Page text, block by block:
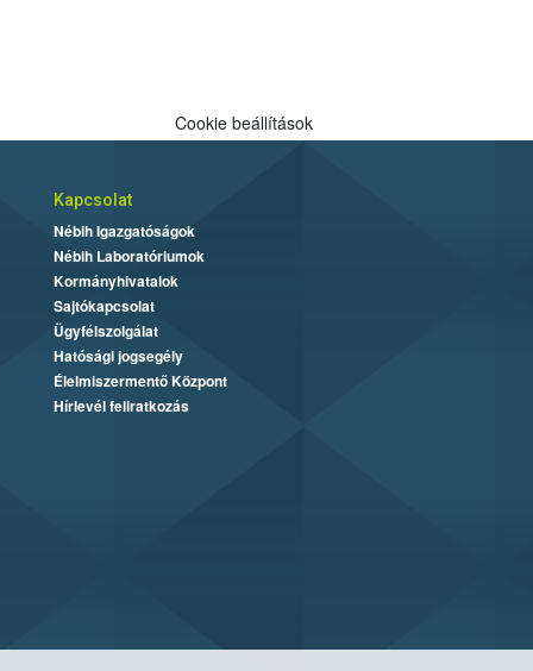
Cookie beállítások
Kapcsolat
Nébih Igazgatóságok
Nébih Laboratóriumok
Kormányhivatalok
Sajtókapcsolat
Ügyfélszolgálat
Hatósági jogsegély
Élelmiszermentő Központ
Hírlevél feliratkozás